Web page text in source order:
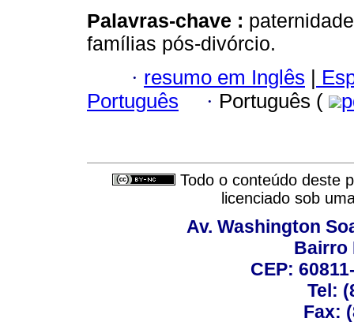
Palavras-chave :
famílias pós-divórcio.
· resumo em Inglês |
Português
· Português (
Todo o conteúdo deste
licenciado sob
Av. Washington
Bairro
CEP:
Tel:
Fax: